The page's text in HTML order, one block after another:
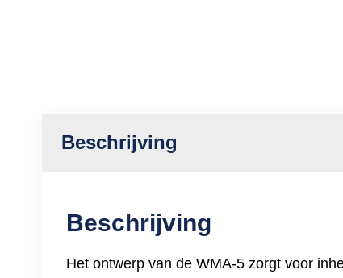
Beschrijving
Beschrijving
Het ontwerp van de WMA-5 zorgt voor